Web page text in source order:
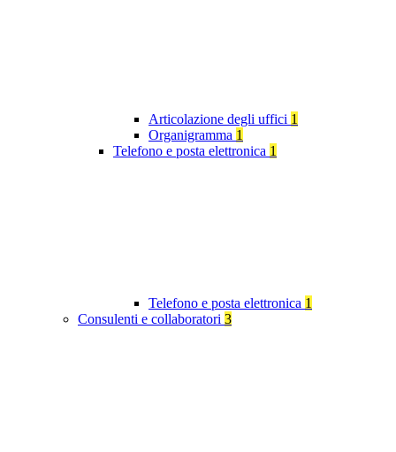
Articolazione degli uffici 1
Organigramma 1
Telefono e posta elettronica 1
Telefono e posta elettronica 1
Consulenti e collaboratori 3